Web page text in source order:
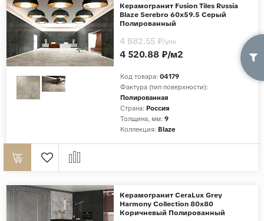
Керамогранит Fusion Tiles Russia
Blaze Serebro 60x59.5 Серый
Полированный
Код товара: 04179
Фактура (тип поверхности):
Полированная
Страна: Россия
Толщина, мм: 9
Коллекция: Blaze
4 520.88 ₽/м2
4 882.55 ₽/упк
Керамогранит CeraLux Grey
Harmony Collection 80x80
Коричневый Полированный